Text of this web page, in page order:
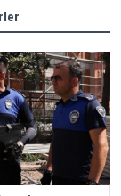
Konut Kredisi
Son Bir Yılın En
51 İlde 540 Konut
Yerini Satışa
Bina Tercihi